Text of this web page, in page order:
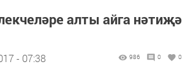
алты айга нәтиҗә
- 07:38 986 0 0